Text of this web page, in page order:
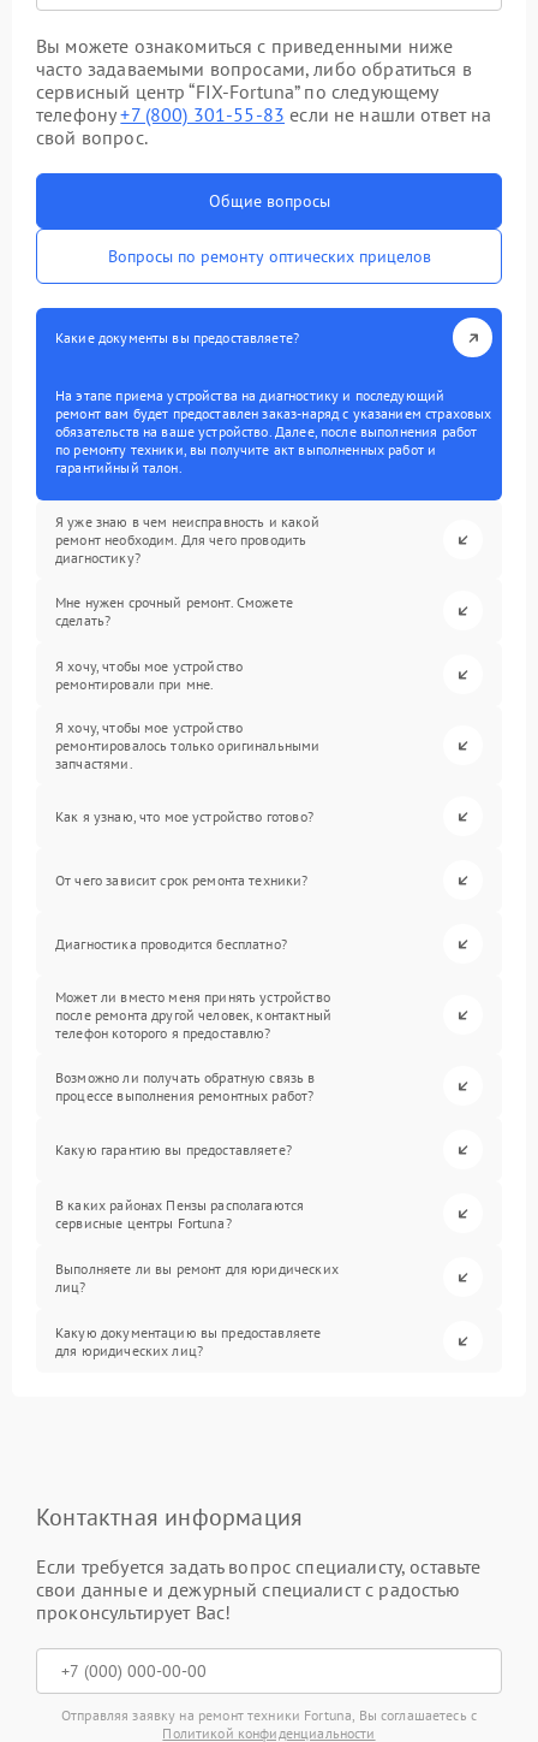
Вы можете ознакомиться с приведенными ниже
часто задаваемыми вопросами, либо обратиться в
сервисный центр “FIX-Fortuna” по следующему
телефону+7 (800) 301-55-83 если не нашли ответ на
свой вопрос.
Общие вопросы
Вопросы по ремонту оптических прицелов
Какие документы вы предоставляете?
На этапе приема устройства на диагностику и последующий
ремонт вам будет предоставлен заказ-наряд с указанием страховых
обязательств на ваше устройство. Далее, после выполнения работ
по ремонту техники, вы получите акт выполненных работ и
гарантийный талон.
Я уже знаю в чем неисправность и какой
ремонт необходим. Для чего проводить
диагностику?
Мне нужен срочный ремонт. Сможете
сделать?
Я хочу, чтобы мое устройство
ремонтировали при мне.
Я хочу, чтобы мое устройство
ремонтировалось только оригинальными
запчастями.
Как я узнаю, что мое устройство готово?
От чего зависит срок ремонта техники?
Диагностика проводится бесплатно?
Может ли вместо меня принять устройство
после ремонта другой человек, контактный
телефон которого я предоставлю?
Возможно ли получать обратную связь в
процессе выполнения ремонтных работ?
Какую гарантию вы предоставляете?
В каких районах Пензы располагаются
сервисные центры Fortuna?
Выполняете ли вы ремонт для юридических
лиц?
Какую документацию вы предоставляете
для юридических лиц?
Контактная информация
Если требуется задать вопрос специалисту, оставьте
свои данные и дежурный специалист с радостью
проконсультирует Вас!
Отправляя заявку на ремонт техники Fortuna, Вы соглашаетесь с
Политикой конфиденциальности